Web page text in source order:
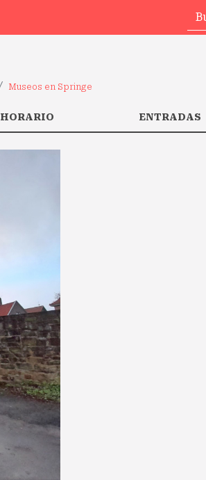
Museos en Springe
HORARIO ENTRADAS